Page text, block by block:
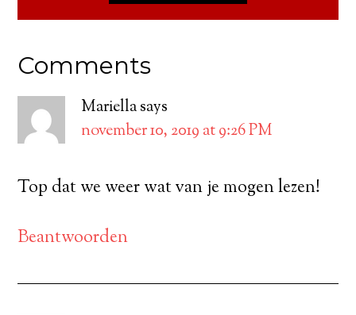
Comments
Mariellasays
november 10, 2019 at 9:26 PM
Top dat we weer wat van je mogen lezen!
Beantwoorden